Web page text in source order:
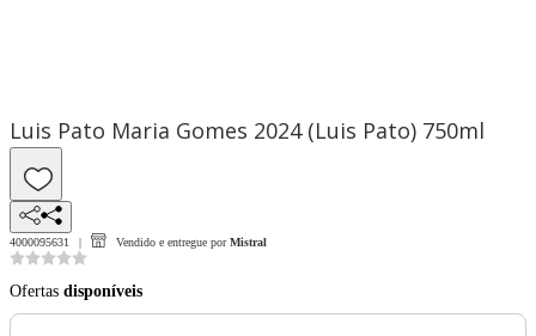
Luis Pato Maria Gomes 2024 (Luis Pato) 750ml
4000095631 Vendido e entregue por Mistral
Ofertas disponíveis